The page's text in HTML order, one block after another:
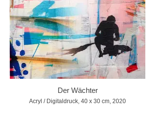
Der Wächter
Acryl / Digitaldruck, 40 x 30 cm, 2020